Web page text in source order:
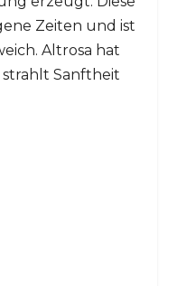
Zeiten und ist
Altrosa hat
Sanftheit